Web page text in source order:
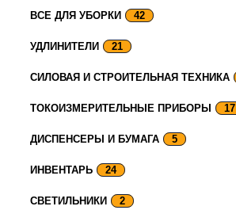
ВСЕ ДЛЯ УБОРКИ 42
УДЛИНИТЕЛИ 21
СИЛОВАЯ И СТРОИТЕЛЬНАЯ ТЕХНИКА
ТОКОИЗМЕРИТЕЛЬНЫЕ ПРИБОРЫ 17
ДИСПЕНСЕРЫ И БУМАГА 5
ИНВЕНТАРЬ 24
СВЕТИЛЬНИКИ 2